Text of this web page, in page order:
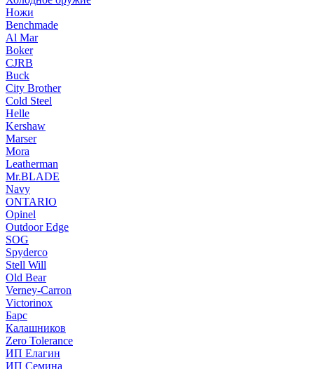
Ножи
Benchmade
Al Mar
Boker
CJRB
Buck
City Brother
Cold Steel
Helle
Kershaw
Marser
Mora
Leatherman
Mr.BLADE
Navy
ONTARIO
Opinel
Outdoor Edge
SOG
Spyderco
Stell Will
Old Bear
Verney-Carron
Victorinox
Барс
Калашников
Zero Tolerance
ИП Елагин
ИП Семина